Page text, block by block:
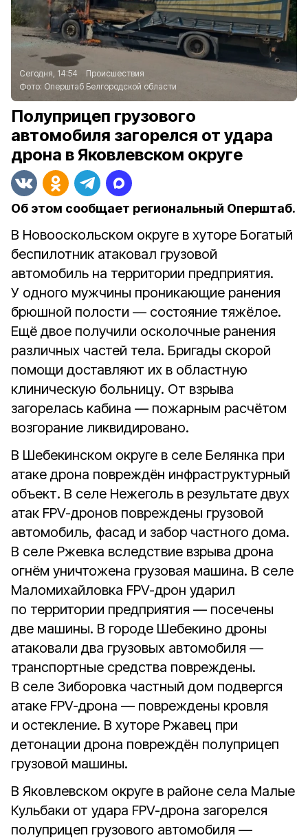
Сегодня, 14:54
Происшествия
Фото: Оперштаб Белгородской области
Полуприцеп грузового
автомобиля загорелся от удара
дрона в Яковлевском округе
Об этом сообщает региональный Оперштаб.
В Новооскольском округе в хуторе Богатый
беспилотник атаковал грузовой
автомобиль на территории предприятия.
У одного мужчины проникающие ранения
брюшной полости — состояние тяжёлое.
Ещё двое получили осколочные ранения
различных частей тела. Бригады скорой
помощи доставляют их в областную
клиническую больницу. От взрыва
загорелась кабина — пожарным расчётом
возгорание ликвидировано.
В Шебекинском округе в селе Белянка при
атаке дрона повреждён инфраструктурный
объект. В селе Нежеголь в результате двух
атак FPV-дронов повреждены грузовой
автомобиль, фасад и забор частного дома.
В селе Ржевка вследствие взрыва дрона
огнём уничтожена грузовая машина. В селе
Маломихайловка FPV-дрон ударил
по территории предприятия — посечены
две машины. В городе Шебекино дроны
атаковали два грузовых автомобиля —
транспортные средства повреждены.
В селе Зиборовка частный дом подвергся
атаке FPV-дрона — повреждены кровля
и остекление. В хуторе Ржавец при
детонации дрона повреждён полуприцеп
грузовой машины.
В Яковлевском округе в районе села Малые
Кульбаки от удара FPV-дрона загорелся
полуприцеп грузового автомобиля —